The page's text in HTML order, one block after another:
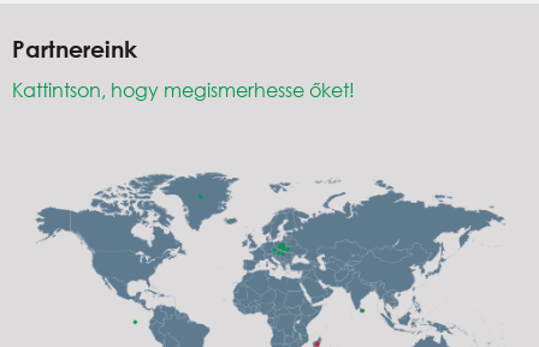
Partnereink
Kattintson, hogy megismerhesse őket!